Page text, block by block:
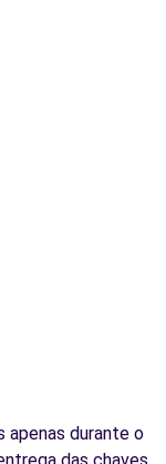
apenas durante o